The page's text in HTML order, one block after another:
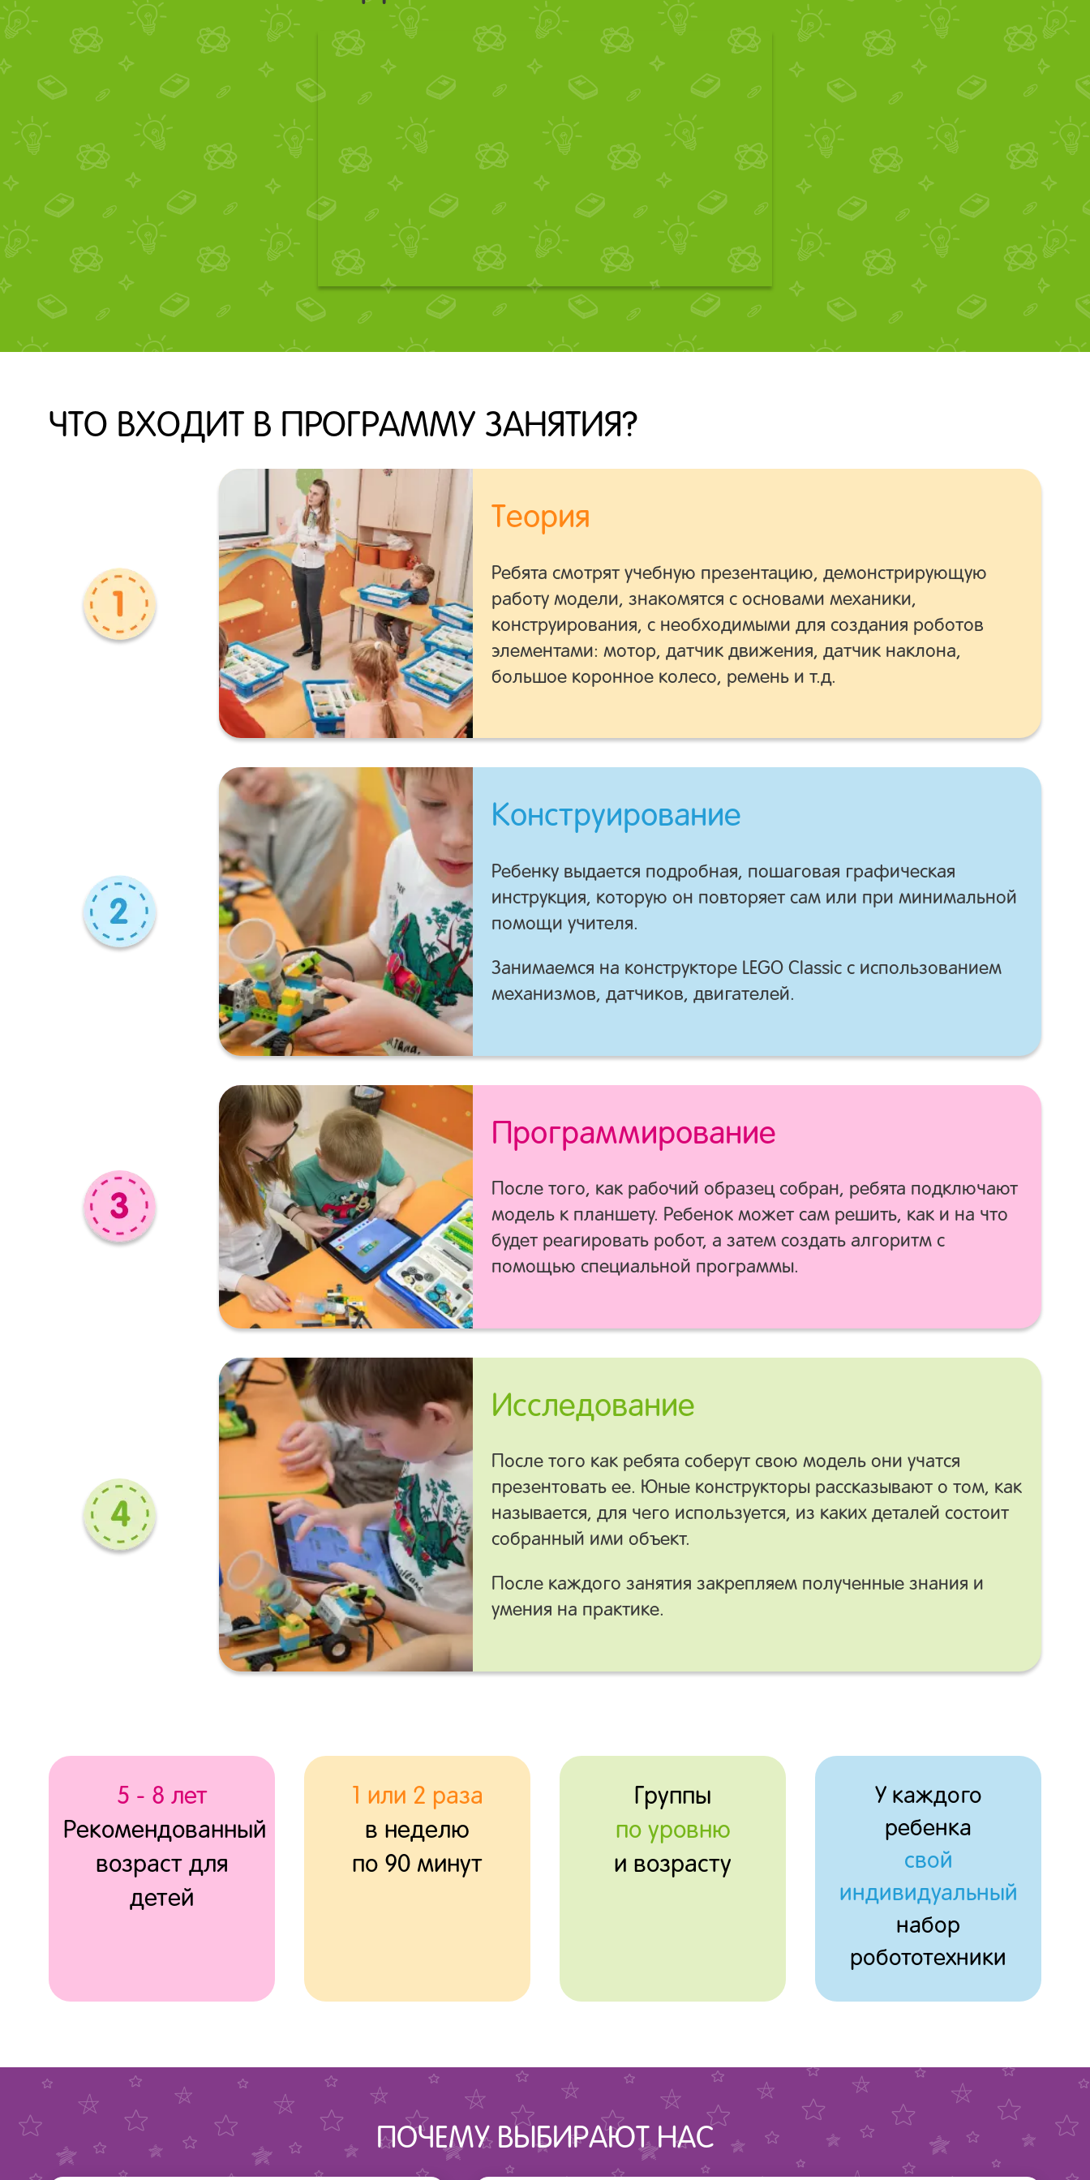
ЧТО ВХОДИТ В ПРОГРАММУ ЗАНЯТИЯ?
Теория
Ребята смотрят учебную презентацию, демонстрирующую
работу модели, знакомятся с основами механики,
конструирования, с необходимыми для создания роботов
элементами: мотор, датчик движения, датчик наклона,
большое коронное колесо, ремень и т.д.
Конструирование
Ребенку выдается подробная, пошаговая графическая
инструкция, которую он повторяет сам или при минимальной
помощи учителя.
Занимаемся на конструкторе LEGO Classic с использованием
механизмов, датчиков, двигателей.
Программирование
После того, как рабочий образец собран, ребята подключают
модель к планшету. Ребенок может сам решить, как и на что
будет реагировать робот, а затем создать алгоритм с
помощью специальной программы.
Исследование
После того как ребята соберут свою модель они учатся
презентовать ее. Юные конструкторы рассказывают о том, как
называется, для чего используется, из каких деталей состоит
собранный ими объект.
После каждого занятия закрепляем полученные знания и
умения на практике.
5 - 8 лет
Рекомендованный
возраст для
детей
1 или 2 раза
в неделю
по 90 минут
Группы
по уровню
и возрасту
У каждого
ребенка
свой
индивидуальный
набор
робототехники
ПОЧЕМУ ВЫБИРАЮТ НАС